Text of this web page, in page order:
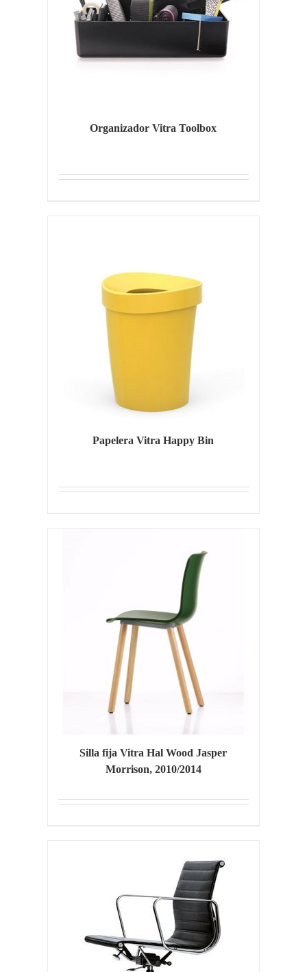
Organizador Vitra Toolbox
Papelera Vitra Happy Bin
Silla fija Vitra Hal Wood Jasper
Morrison, 2010/2014